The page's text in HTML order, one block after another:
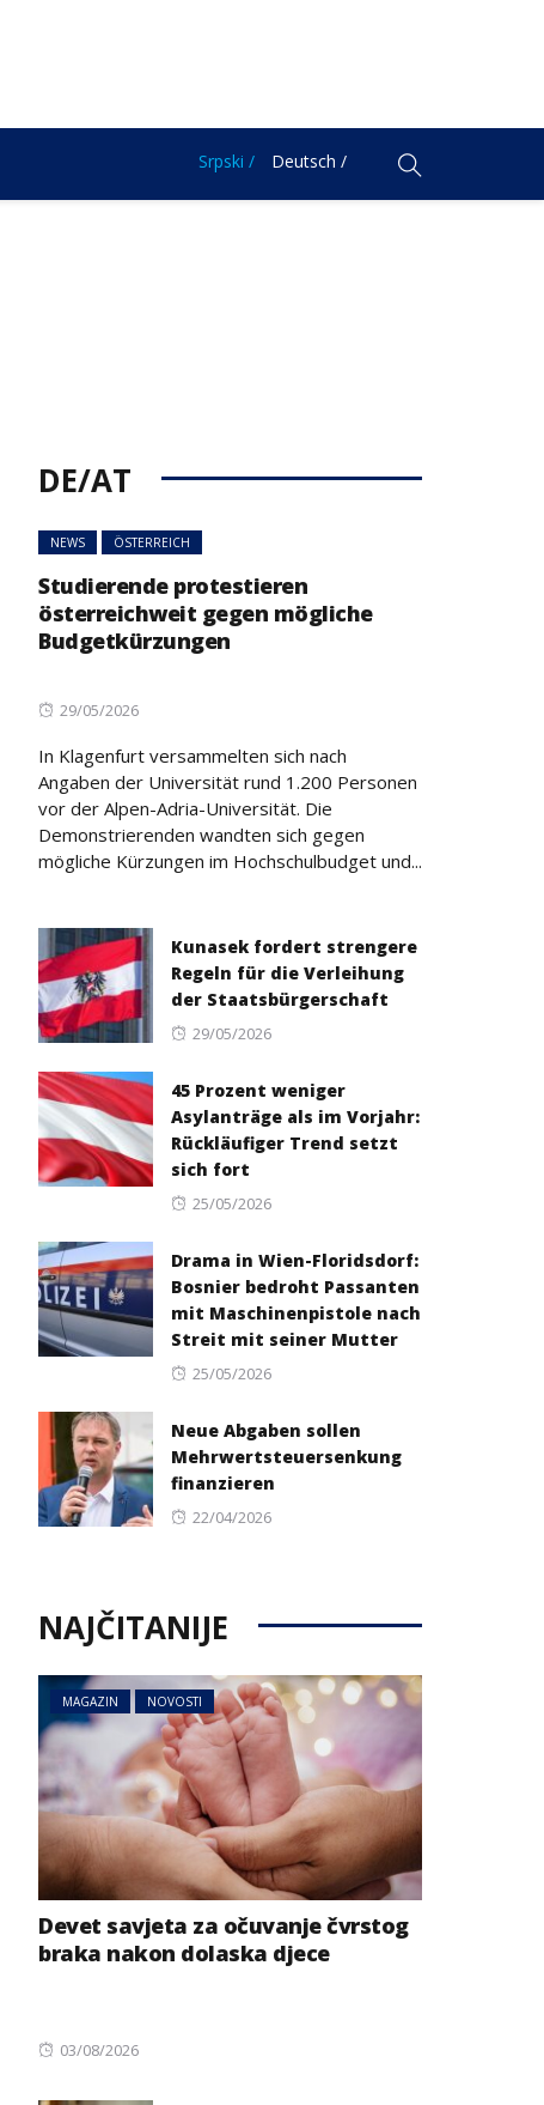
Srpski / Deutsch /
DE/AT
NEWS ÖSTERREICH
Studierende protestieren
österreichweit gegen mögliche
Budgetkürzungen
Posted
29/05/2026
In Klagenfurt versammelten sich nach
Angaben der Universität rund 1.200 Personen
vor der Alpen-Adria-Universität. Die
Demonstrierenden wandten sich gegen
mögliche Kürzungen im Hochschulbudget und...
Kunasek fordert strengere
Regeln für die Verleihung
der Staatsbürgerschaft
Posted
29/05/2026
45 Prozent weniger
Asylanträge als im Vorjahr:
Rückläufiger Trend setzt
sich fort
Posted
25/05/2026
Drama in Wien-Floridsdorf:
Bosnier bedroht Passanten
mit Maschinenpistole nach
Streit mit seiner Mutter
Posted
25/05/2026
Neue Abgaben sollen
Mehrwertsteuersenkung
finanzieren
Posted
22/04/2026
NAJČITANIJE
MAGAZIN NOVOSTI
Devet savjeta za očuvanje čvrstog
braka nakon dolaska djece
Posted
03/08/2026